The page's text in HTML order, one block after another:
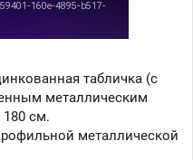
табличка (с
металлическим
см.
металлической